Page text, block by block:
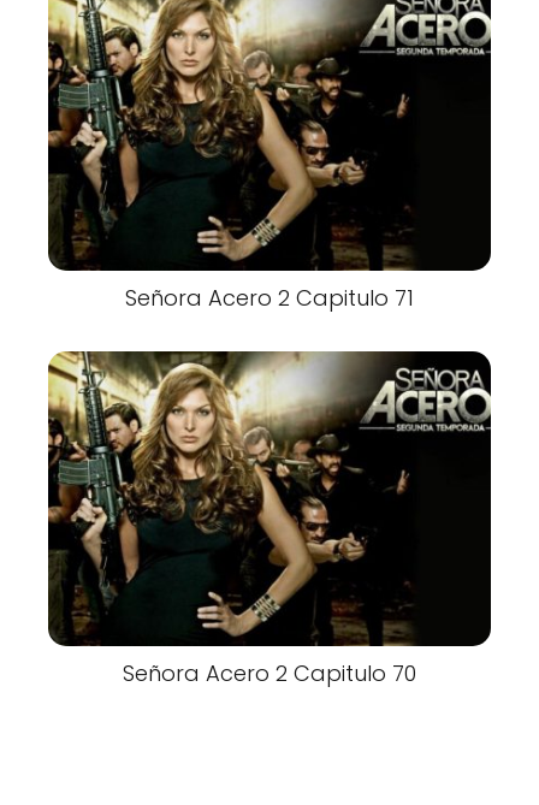
Señora Acero 2 Capitulo 71
Señora Acero 2 Capitulo 70